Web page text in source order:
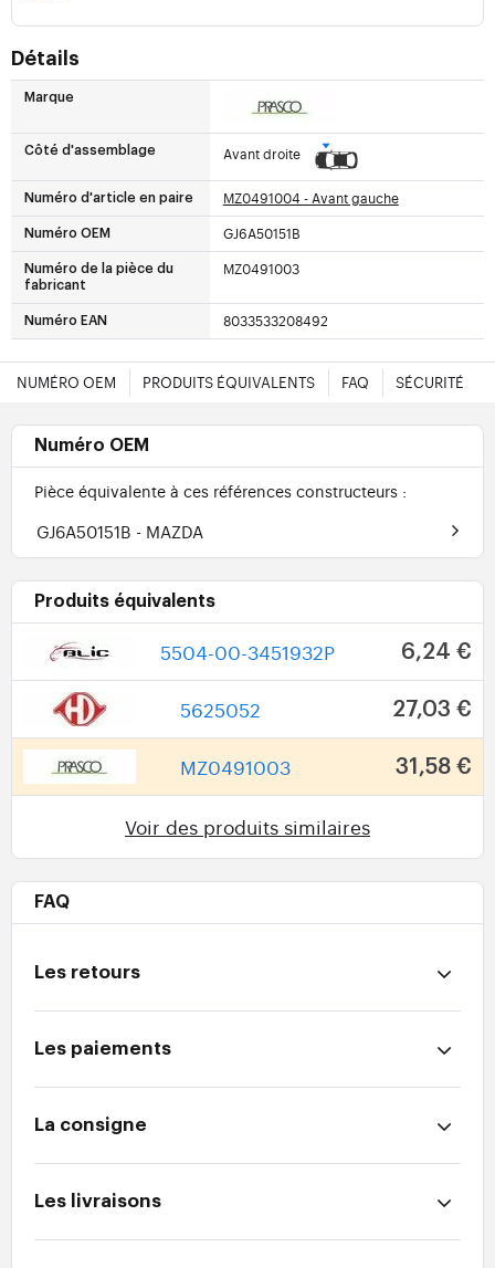
Détails
Marque
Côté d'assemblage Avant droite
Numéro d'article en paire MZ0491004 - Avant gauche
Numéro OEM GJ6A50151B
Numéro de la pièce du
fabricant
MZ0491003
Numéro EAN 8033533208492
NUMÉRO OEM PRODUITS ÉQUIVALENTS FAQ SÉCURITÉ
Numéro OEM
Pièce équivalente à ces références constructeurs :
GJ6A50151B - MAZDA
Produits équivalents
5504-00-3451932P 6,24 €
5625052 27,03 €
MZ0491003 31,58 €
Voir des produits similaires
FAQ
Les retours
Les paiements
La consigne
Les livraisons